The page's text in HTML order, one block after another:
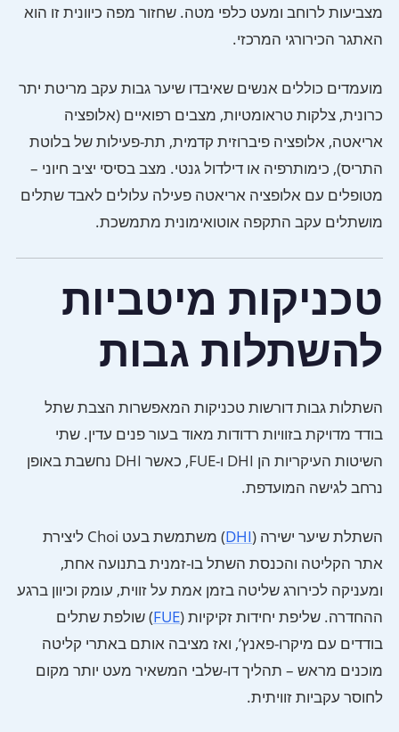
מצביעות לרוחב ומעט כלפי מטה. שחזור מפה כיוונית זו הוא
האתגר הכירורגי המרכזי.
מועמדים כוללים אנשים שאיבדו שיער גבות עקב מריטת יתר
כרונית, צלקות טראומטיות, מצבים רפואיים (אלופציה
אריאטה, אלופציה פיברוזית קדמית, תת-פעילות של בלוטת
התריס), כימותרפיה או דילדול גנטי. מצב בסיסי יציב חיוני –
מטופלים עם אלופציה אריאטה פעילה עלולים לאבד שתלים
מושתלים עקב התקפה אוטואימונית מתמשכת.
טכניקות מיטביות
להשתלות גבות
השתלות גבות דורשות טכניקות המאפשרות הצבת שתל
בודד מדויקת בזוויות רדודות מאוד בעור פנים עדין. שתי
השיטות העיקריות הן DHI ו-FUE, כאשר DHI נחשבת באופן
נרחב לגישה המועדפת.
השתלת שיער ישירה (DHI
) משתמשת בעט Choi ליצירת
אתר הקליטה והכנסת השתל בו-זמנית בתנועה אחת,
ומעניקה לכירורג שליטה בזמן אמת על זווית, עומק וכיוון ברגע
ההחדרה. שליפת יחידות זקיקיות (FUE) שולפת שתלים
בודדים עם מיקרו-פאנץ’, ואז מציבה אותם באתרי קליטה
מוכנים מראש – תהליך דו-שלבי המשאיר מעט יותר מקום
לחוסר עקביות זוויתית.